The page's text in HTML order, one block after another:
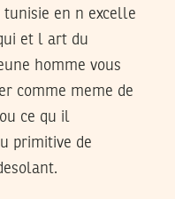
en n excelle
et l art du
homme vous
comme meme de
ce qu il
primitive de